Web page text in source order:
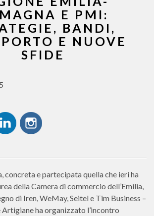
E PMI:
BANDI,
E NUOVE
SFIDE
concreta e partecipata quella che ieri ha
della Camera di commercio dell’Emilia,
di Iren, WeMay, Seitel e Tim Business –
ha organizzato l’incontro